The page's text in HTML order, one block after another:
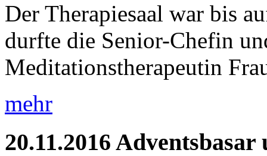
Der Therapiesaal war bis
durfte die Senior-Chefin
Meditationstherapeutin
mehr
20.11.2016 Adventsbasar